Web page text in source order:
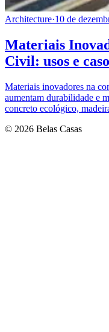
Architecture·10 de
Materiais
Civil: usos e
Materiais inovadores na
aumentam durabilidade e
concreto ecológico,
© 2026 Belas Casas